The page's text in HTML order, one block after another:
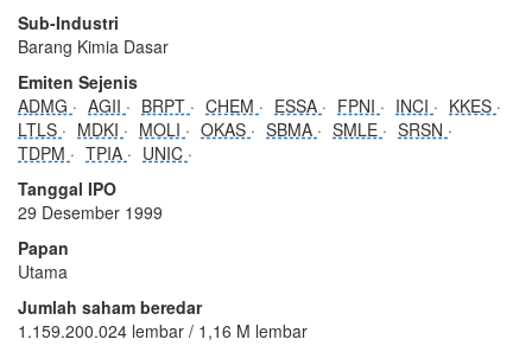
Sub-Industri
Barang Kimia Dasar
Emiten Sejenis
ADMG
AGII BRPT CHEM ESSA FPNI INCI
KKES
LTLS
MDKI MOLI OKAS SBMA SMLE
SRSN
TDPM
TPIA
UNIC
Tanggal IPO
29 Desember 1999
Papan
Utama
Jumlah saham beredar
1.159.200.024 lembar / 1,16 M lembar